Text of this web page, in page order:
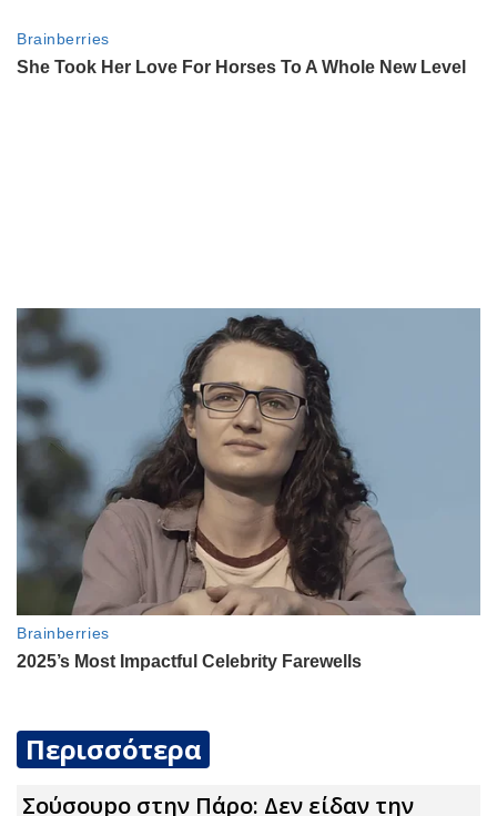
Περισσότερα
Σούσουpo στην Πάρο: Δεν είδαν την